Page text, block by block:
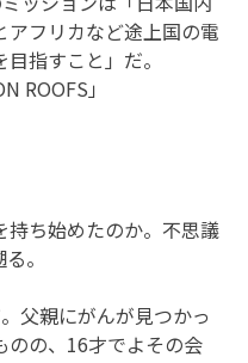
フリカなど途上国の電
指すこと」だ。
ROOFS」
持ち始めたのか。不思議
。
父親にがんが見つかっ
のの、16才でよその会